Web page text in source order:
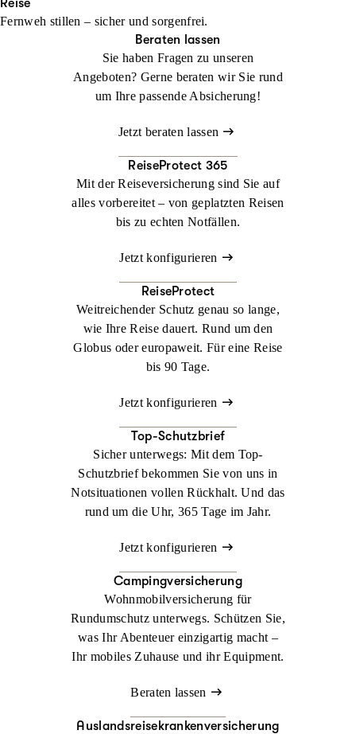
Reise
Fernweh stillen – sicher und sorgenfrei.
Beraten lassen
Sie haben Fragen zu unseren
Angeboten? Gerne beraten wir Sie rund
um Ihre passende Absicherung!
Jetzt beraten lassen
ReiseProtect 365
Mit der Reiseversicherung sind Sie auf
alles vorbereitet – von geplatzten Reisen
bis zu echten Notfällen.
Jetzt konfigurieren
ReiseProtect
Weitreichender Schutz genau so lange,
wie Ihre Reise dauert. Rund um den
Globus oder europaweit. Für eine Reise
bis 90 Tage.
Jetzt konfigurieren
Top-Schutzbrief
Sicher unterwegs: Mit dem Top-
Schutzbrief bekommen Sie von uns in
Notsituationen vollen Rückhalt. Und das
rund um die Uhr, 365 Tage im Jahr.
Jetzt konfigurieren
Campingversicherung
Wohnmobilversicherung für
Rundumschutz unterwegs. Schützen Sie,
was Ihr Abenteuer einzigartig macht –
Ihr mobiles Zuhause und ihr Equipment.
Beraten lassen
Auslandsreisekrankenversicherung